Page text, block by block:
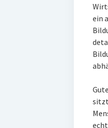
ein
sitzt